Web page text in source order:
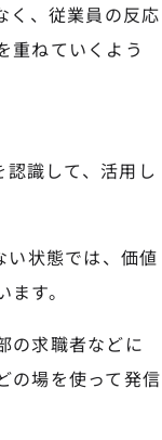
く、従業員の反応
重ねていくよう
認識して、活用し
い状態では、価値
す。
の求職者などに
の場を使って発信